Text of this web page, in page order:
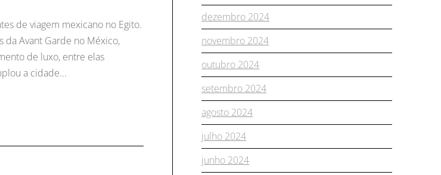
de viagem mexicano no Egito.
Avant Garde no México,
de luxo, entre elas
a cidade…
dezembro 2024
novembro 2024
outubro 2024
setembro 2024
agosto 2024
julho 2024
junho 2024